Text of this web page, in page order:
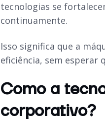
tecnologias se
continuamente.
Isso significa que a
eficiência, sem esperar
Como a
corporativo?